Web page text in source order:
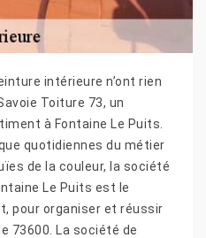
intérieure n’ont rien
Toiture 73, un
à Fontaine Le Puits.
quotidiennes du métier
de la couleur, la société
Le Puits est le
pour organiser et réussir
73600. La société de